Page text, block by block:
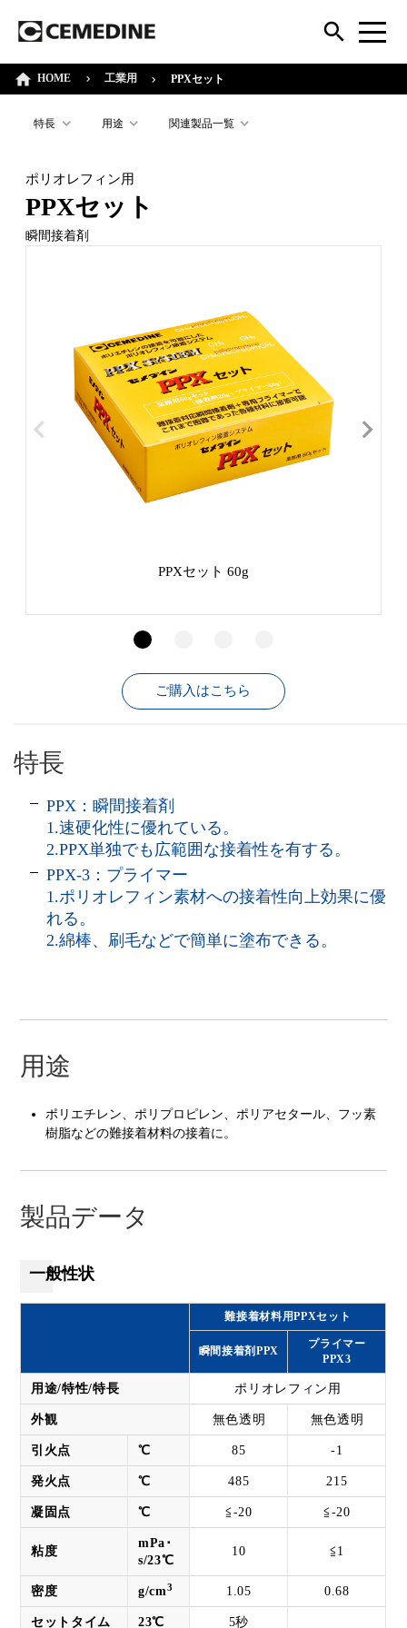
HOME 工業用 PPXセット
特長 用途 関連製品一覧
ポリオレフィン用
PPXセット
瞬間接着剤
PPXセット 60g
ご購入はこちら
特長
PPX：瞬間接着剤
1.速硬化性に優れている。
2.PPX単独でも広範囲な接着性を有する。
PPX-3：プライマー
1.ポリオレフィン素材への接着性向上効果に優
れる。
2.綿棒、刷毛などで簡単に塗布できる。
用途
ポリエチレン、ポリプロピレン、ポリアセタール、フッ素
樹脂などの難接着材料の接着に。
製品データ
一般性状
難接着材料用PPXセット
瞬間接着剤PPX
プライマー
PPX3
用途/特性/特長 ポリオレフィン用
外観 無色透明 無色透明
引火点 ℃ 85 -1
発火点 ℃ 485 215
凝固点 ℃ ≦-20 ≦-20
粘度
mPa･
s/23℃
10 ≦1
密度 g/cm3 1.05 0.68
セットタイム 23℃ 5秒